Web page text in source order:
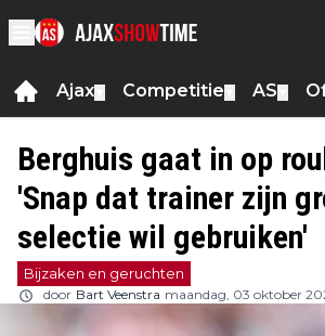
Ajax Competitie AS
Berghuis gaat in op
'Snap dat trainer zijn
selectie wil gebruiken'
Bijzaken en geruchten
door Bart Veenstra maandag, 03 oktober